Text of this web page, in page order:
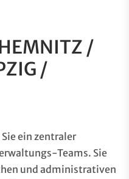
/
/
ein zentraler
Teams. Sie
und administrativen